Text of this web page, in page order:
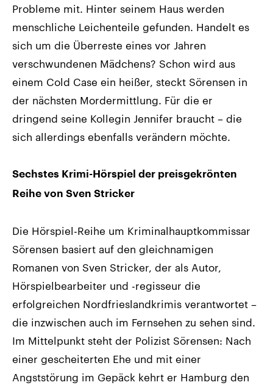
Probleme mit. Hinter seinem Haus werden
menschliche Leichenteile gefunden. Handelt es
sich um die Überreste eines vor Jahren
verschwundenen Mädchens? Schon wird aus
einem Cold Case ein heißer, steckt Sörensen in
der nächsten Mordermittlung. Für die er
dringend seine Kollegin Jennifer braucht – die
sich allerdings ebenfalls verändern möchte.
Sechstes Krimi-Hörspiel der preisgekrönten
Reihe von Sven Stricker
Die Hörspiel-Reihe um Kriminalhauptkommissar
Sörensen basiert auf den gleichnamigen
Romanen von Sven Stricker, der als Autor,
Hörspielbearbeiter und -regisseur die
erfolgreichen Nordfrieslandkrimis verantwortet –
die inzwischen auch im Fernsehen zu sehen sind.
Im Mittelpunkt steht der Polizist Sörensen: Nach
einer gescheiterten Ehe und mit einer
Angststörung im Gepäck kehrt er Hamburg den